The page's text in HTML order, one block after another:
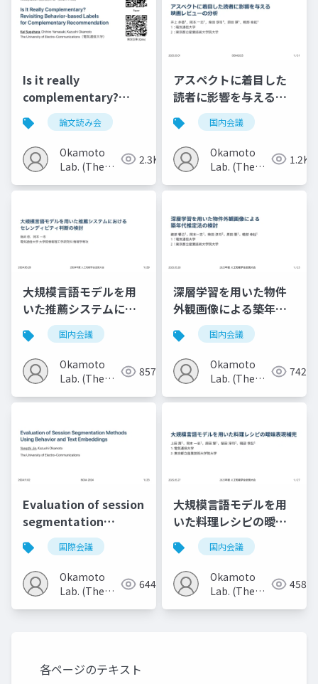
Is it really
complementary?
Revisiting behavior-
based labels for
complementary
recommendation
論文読み会
Okamoto
Lab. (The
Electro-
2.3K
アスペクトに着目した
読者に影響を与える映
画レビューの分析
国内会議
Okamoto
Lab. (The
Electro-
1.2K
大規模言語モデルを用
いた推薦システムにお
けるセレンディピティ
判断の検討
国内会議
Okamoto
Lab. (The
Electro-
857
深層学習を用いた物件
外観画像による築年代
推定法の検討
国内会議
Okamoto
Lab. (The
Electro-
742
Evaluation of session
segmentation
methods using
behavior and text
embeddings
国際会議
Okamoto
Lab. (The
644
大規模言語モデルを用
いた料理レシピの曖昧
表現補完国内会議
Okamoto
Lab. (The
458
各ページのテキスト